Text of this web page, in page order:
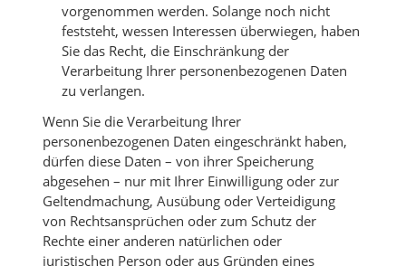
vorgenommen werden. Solange noch nicht
feststeht, wessen Interessen überwiegen, haben
Sie das Recht, die Einschränkung der
Verarbeitung Ihrer personenbezogenen Daten
zu verlangen.
Wenn Sie die Verarbeitung Ihrer
personenbezogenen Daten eingeschränkt haben,
dürfen diese Daten – von ihrer Speicherung
abgesehen – nur mit Ihrer Einwilligung oder zur
Geltendmachung, Ausübung oder Verteidigung
von Rechtsansprüchen oder zum Schutz der
Rechte einer anderen natürlichen oder
juristischen Person oder aus Gründen eines